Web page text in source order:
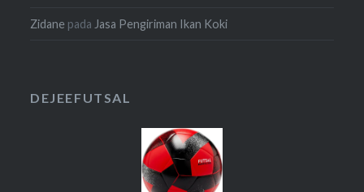
Zidane padaJasa Pengiriman Ikan Koki
DEJEEFUTSAL